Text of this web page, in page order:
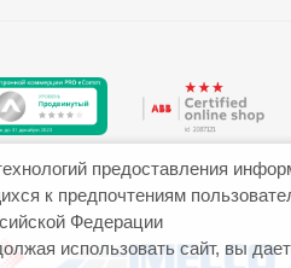
предоставления
к предпочтениям
Федерации
использовать сайт, вы